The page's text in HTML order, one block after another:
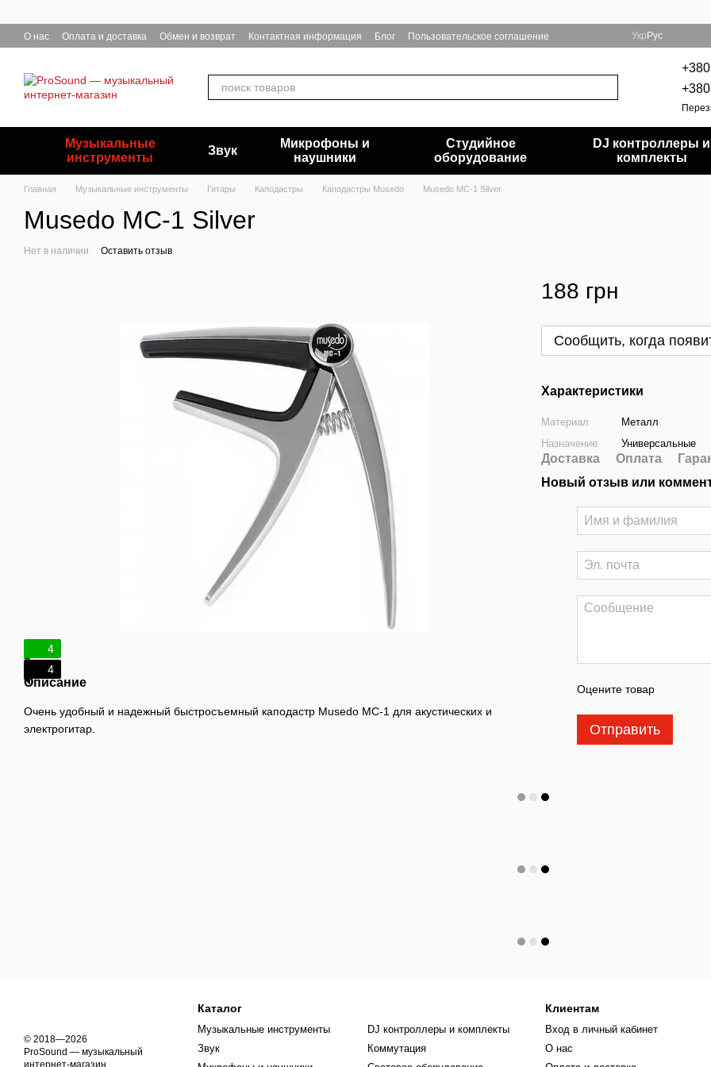
О нас Оплата и доставка Обмен и возврат Контактная информация Блог Пользовательское соглашение Укр Рус
Музыкальные
инструменты
Звук
Микрофоны и
наушники
Студийное
оборудование
DJ контроллеры и
комплекты
Главная Музыкальные инструменты Гитары Каподастры Каподастры Musedo Musedo MC-1 Silver
Musedo MC-1 Silver
Нет в наличии Оставить отзыв
4
4
Описание
Очень удобный и надежный быстросъемный каподастр Musedo MC-1 для акустических и
электрогитар.
188 грн
Сообщить, когда
Характеристики
Материал
Металл
Назначение
Универсальные
Доставка Оплата
Новый отзыв или
Оцените товар
Отправить
© 2018—2026
ProSound — музыкальный
интернет-магазин
Каталог
Музыкальные инструменты
Звук
DJ контроллеры и комплекты
Коммутация
Клиентам
Вход в личный кабинет
О нас